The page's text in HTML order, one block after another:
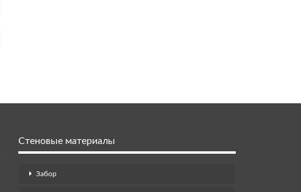
Стеновые материалы
Забор